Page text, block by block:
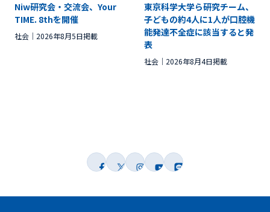
Niw研究会・交流会、Your
TIME. 8thを開催
社会 2026年8月5日掲載
東京科学大学ら研究チーム、
子どもの約4人に1人が口腔機
能発達不全症に該当すると発
表
社会 2026年8月4日掲載